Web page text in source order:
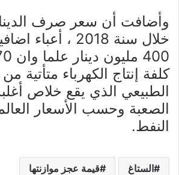
وأضافت أن سعر صرف
خلال سنة 2018 ،
كلفة إنتاج الكهرباء متأتية
الطبيعي الذي يقع خلاص
الصعبة وحسب الأسعار
النفط.
الستاغ قيمة عجز موازنتها